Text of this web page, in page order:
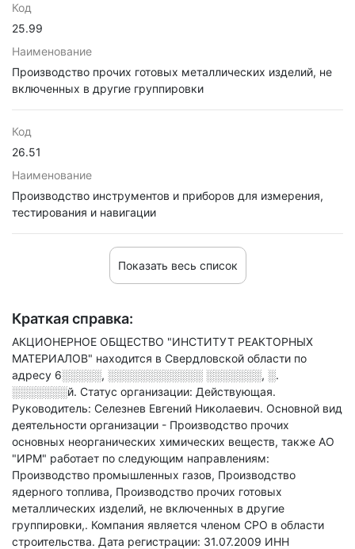
Код
25.99
Наименование
Производство прочих готовых металлических изделий, не
включенных в другие группировки
Код
26.51
Наименование
Производство инструментов и приборов для измерения,
тестирования и навигации
Показать весь список
Краткая справка:
АКЦИОНЕРНОЕ ОБЩЕСТВО "ИНСТИТУТ РЕАКТОРНЫХ
МАТЕРИАЛОВ" находится в Свердловской области по
адресу 6░░░░░, ░░░░░░░░░░░░ ░░░░░░░, ░.
░░░░░░░й. Статус организации: Действующая.
Руководитель: Селезнев Евгений Николаевич. Основной вид
деятельности организации - Производство прочих
основных неорганических химических веществ, также АО
"ИРМ" работает по следующим направлениям:
Производство промышленных газов, Производство
ядерного топлива, Производство прочих готовых
металлических изделий, не включенных в другие
группировки,. Компания является членом СРО в области
строительства. Дата регистрации: 31.07.2009 ИНН